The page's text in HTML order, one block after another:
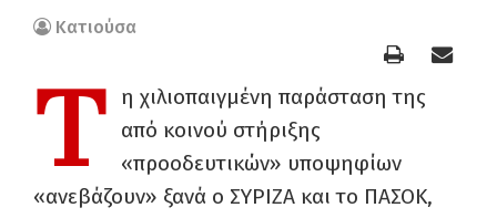
Κατιούσα
Τ
η χιλιοπαιγμένη παράσταση της
από κοινού στήριξης
«προοδευτικών» υποψηφίων
«ανεβάζουν» ξανά ο ΣΥΡΙΖΑ και το ΠΑΣΟΚ,